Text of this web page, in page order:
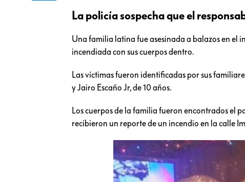
La policía sospecha que el
Una familia latina fue asesinada a balazos en el
incendiada con sus cuerpos dentro.
Las víctimas fueron identificadas por sus
y Jairo Escaño Jr, de 10 años.
Los cuerpos de la familia fueron encontrados el
recibieron un reporte de un incendio en la calle